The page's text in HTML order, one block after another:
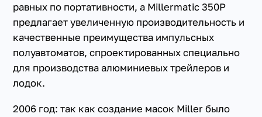
равных по портативности, а Millermatic 350P
предлагает увеличенную производительность и
качественные преимущества импульсных
полуавтоматов, спроектированных специально
для производства алюминиевых трейлеров и
лодок.
2006 год: так как создание масок Miller было